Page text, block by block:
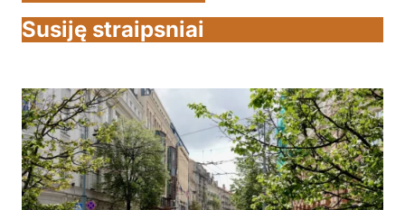
Susiję straipsniai